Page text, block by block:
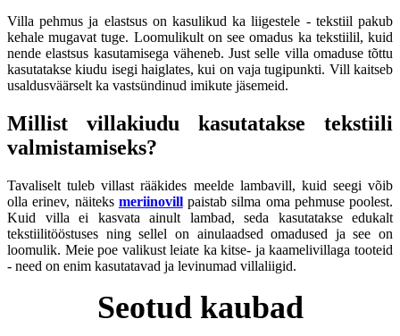
Villa pehmus ja elastsus on kasulikud ka liigestele - tekstiil pakub
kehale mugavat tuge. Loomulikult on see omadus ka tekstiilil, kuid
nende elastsus kasutamisega väheneb. Just selle villa omaduse tõttu
kasutatakse kiudu isegi haiglates, kui on vaja tugipunkti. Vill kaitseb
usaldusväärselt ka vastsündinud imikute jäsemeid.
Millist villakiudu kasutatakse tekstiili
valmistamiseks?
Tavaliselt tuleb villast rääkides meelde lambavill, kuid seegi võib
olla erinev, näiteks meriinovillpaistab silma oma pehmuse poolest.
Kuid villa ei kasvata ainult lambad, seda kasutatakse edukalt
tekstiilitööstuses ning sellel on ainulaadsed omadused ja see on
loomulik. Meie poe valikust leiate ka kitse- ja kaamelivillaga tooteid
- need on enim kasutatavad ja levinumad villaliigid.
Seotud kaubad